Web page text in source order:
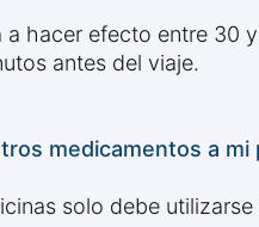
a hacer efecto entre 30
antes del viaje.
medicamentos a mi
solo debe